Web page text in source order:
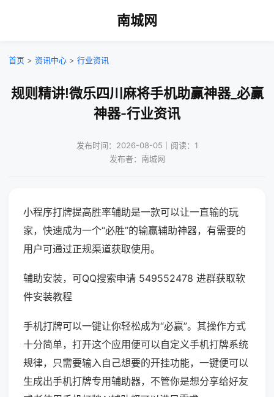
南城网
首页 > 资讯中心 > 行业资讯
规则精讲!微乐四川麻将手机助赢神器_必赢
神器-行业资讯
发布时间：2026-08-05｜阅读：1
发布者：南城网
小程序打牌提高胜率辅助是一款可以让一直输的玩
家，快速成为一个“必胜”的输赢辅助神器，有需要的
用户可通过正规渠道获取使用。
辅助安装，可QQ搜索申请 549552478 进群获取软
件安装教程
手机打牌可以一键让你轻松成为“必赢”。其操作方式
十分简单，打开这个应用便可以自定义手机打牌系统
规律，只需要输入自己想要的开挂功能，一键便可以
生成出手机打牌专用辅助器，不管你是想分享给好友